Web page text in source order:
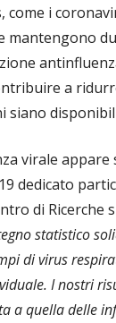
come i
mantengono
a
siano
virale appare
dedicato
di Ricerche
statistico
di virus
I nostri
a quella delle